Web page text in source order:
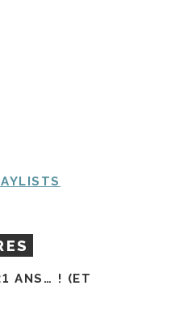
ANS… ! (ET